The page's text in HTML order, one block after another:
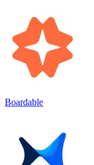
Boardable